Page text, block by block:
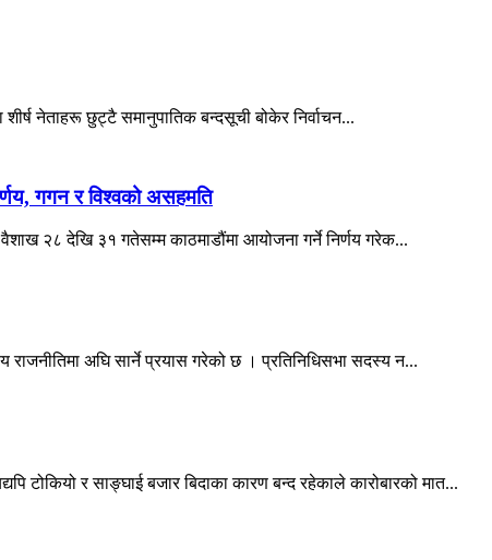
शीर्ष नेताहरू छुट्टै समानुपातिक बन्दसूची बोकेर निर्वाचन...
गगन र विश्वको असहमति
२८ देखि ३१ गतेसम्म काठमाडौंमा आयोजना गर्ने निर्णय गरेक...
अघि सार्ने प्रयास गरेको छ । प्रतिनिधिसभा सदस्य न...
र साङ्घाई बजार बिदाका कारण बन्द रहेकाले कारोबारको मात...